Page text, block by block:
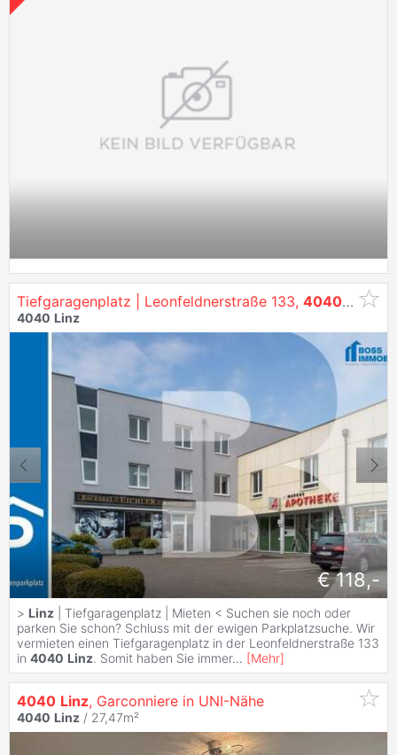
Tiefgaragenplatz | Leonfeldnerstraße 133, 4040 Linz
4040 Linz
€ 118,-
> Linz | Tiefgaragenplatz | Mieten < Suchen sie noch oder
parken Sie schon? Schluss mit der ewigen Parkplatzsuche. Wir
vermieten einen Tiefgaragenplatz in der Leonfeldnerstraße 133
in 4040 Linz. Somit haben Sie immer... [Mehr]
4040 Linz, Garconniere in UNI-Nähe
4040 Linz / 27,47m²